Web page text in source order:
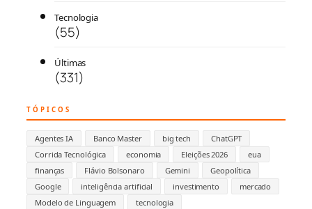
Tecnologia
(55)
Últimas
(331)
TÓPICOS
Agentes IA Banco Master big tech
ChatGPT
Corrida Tecnológica
economia Eleições 2026
eua
finanças
Flávio Bolsonaro Gemini
Geopolítica
Google
inteligência artificial investimento
mercado
Modelo de Linguagem
tecnologia